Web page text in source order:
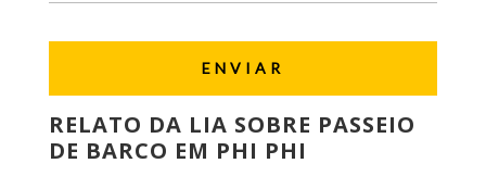
RELATO DA LIA SOBRE PASSEIO
DE BARCO EM PHI PHI